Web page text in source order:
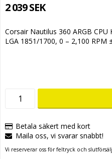
2 039 SEK
Corsair Nautilus 360 ARGB
LGA 1851/1700, 0 – 2,100 RPM
Betala säkert med kort
Maila oss, vi svarar snabbt!
Vi reserverar oss för feltryck och